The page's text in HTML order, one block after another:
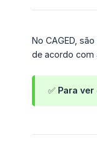
No CAGED,
de acordo com
✅ Para